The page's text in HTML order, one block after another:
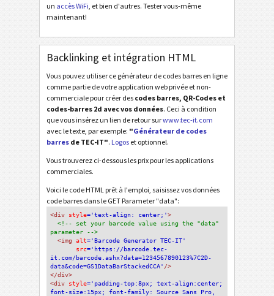
un accès WiFi , et bien d'autres. Tester vous-même
maintenant!
Backlinking et intégration HTML
Vous pouvez utiliser ce générateur de codes barres en ligne
comme partie de votre application web privée et non-
commerciale pour créer des codes barres, QR-Codes et
codes-barres 2d avec vos données. Ceci à condition
que vous insérez un lien de retour surwww.tec-it.com
avec le texte, par exemple: "Générateur de codes
barres de TEC-IT". Logos et optionnel.
Vous trouverez ci-dessous les prix pour les applications
commerciales.
Voici le code HTML prêt à l'emploi, saisissez vos données
code barres dans le GET Parameter "data":
<div style='text-align: center;'>
<!-- set your barcode value using the "data"
parameter -->
<img alt='Barcode Generator TEC-IT'
src='https://barcode.tec-
it.com/barcode.ashx?data=1234567890123%7C2D-
data&code=GS1DataBarStackedCCA' />
</div>
<div style='padding-top:8px; text-align:center;
font-size:15px; font-family: Source Sans Pro,